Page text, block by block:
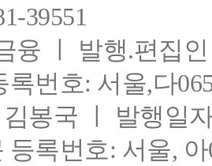
39551
융 ㅣ 발행.편집
번호: 서울,다
봉국 ㅣ 발행일
등록번호: 서울,